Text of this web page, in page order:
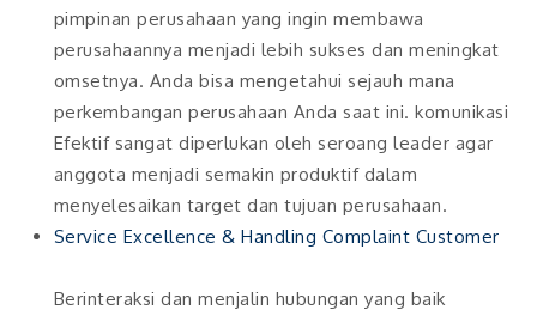
pimpinan perusahaan yang ingin membawa
perusahaannya menjadi lebih sukses dan meningkat
omsetnya. Anda bisa mengetahui sejauh mana
perkembangan perusahaan Anda saat ini. komunikasi
Efektif sangat diperlukan oleh seroang leader agar
anggota menjadi semakin produktif dalam
menyelesaikan target dan tujuan perusahaan.
Service Excellence & Handling Complaint Customer
Berinteraksi dan menjalin hubungan yang baik